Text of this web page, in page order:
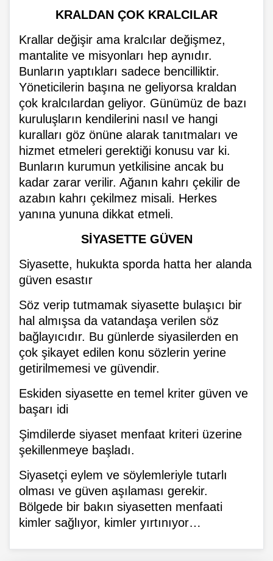
KRALDAN ÇOK KRALCILAR
Krallar değişir ama kralcılar değişmez,
mantalite ve misyonları hep aynıdır.
Bunların yaptıkları sadece bencilliktir.
Yöneticilerin başına ne geliyorsa kraldan
çok kralcılardan geliyor. Günümüz de bazı
kuruluşların kendilerini nasıl ve hangi
kuralları göz önüne alarak tanıtmaları ve
hizmet etmeleri gerektiği konusu var ki.
Bunların kurumun yetkilisine ancak bu
kadar zarar verilir. Ağanın kahrı çekilir de
azabın kahrı çekilmez misali. Herkes
yanına yununa dikkat etmeli.
SİYASETTE GÜVEN
Siyasette, hukukta sporda hatta her alanda
güven esastır
Söz verip tutmamak siyasette bulaşıcı bir
hal almışsa da vatandaşa verilen söz
bağlayıcıdır. Bu günlerde siyasilerden en
çok şikayet edilen konu sözlerin yerine
getirilmemesi ve güvendir.
Eskiden siyasette en temel kriter güven ve
başarı idi
Şimdilerde siyaset menfaat kriteri üzerine
şekillenmeye başladı.
Siyasetçi eylem ve söylemleriyle tutarlı
olması ve güven aşılaması gerekir.
Bölgede bir bakın siyasetten menfaati
kimler sağlıyor, kimler yırtınıyor…